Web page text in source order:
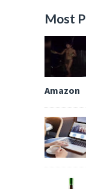
Most
Amazon